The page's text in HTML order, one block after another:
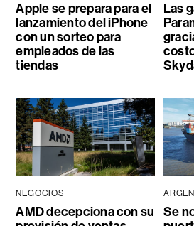
Apple se prepara para el
lanzamiento del iPhone
con un sorteo para
empleados de las
tiendas
Las
NEGOCIOS
AMD decepciona con su
Se